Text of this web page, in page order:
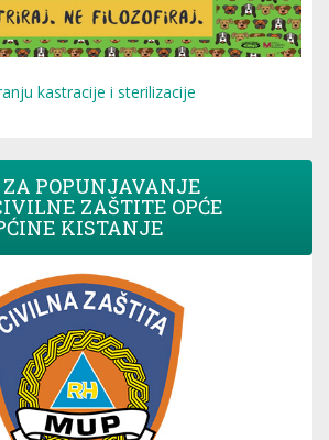
kastracije i sterilizacije
POPUNJAVANJE
ZAŠTITE OPĆE
KISTANJE